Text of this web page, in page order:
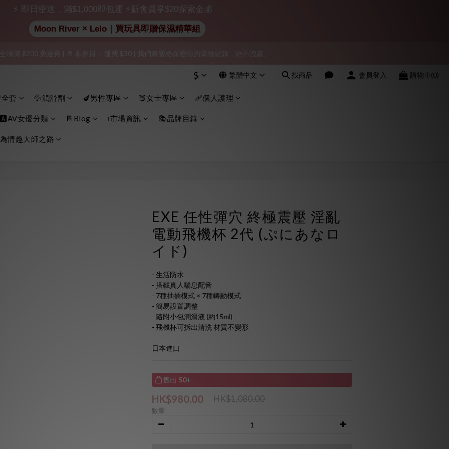
貨」（無店鋪資訊、一般紙箱）、隱私保護、加密付款、立即註冊成為會員！
貨」（無店鋪資訊、一般紙箱）、隱私保護、加密付款、立即註冊成為會員！
加入會員即享$20購物金  訂單商品好評再享$15購物金
場滿 $200 免運費 | 🚪 非會員： 運費 $30 | 我們將嚴格保密你的購物紀錄，絕不洩露。
貨」（無店鋪資訊、一般紙箱）、隱私保護、加密付款、立即註冊成為會員！
$ 繁體中文 找商品 會員登入 購物車(0)
套 💦潤滑劑 🍆男性專區 🍑女士專區 🩹個人護理
🅰️AV女優分類 📔Blog ℹ️市場資訊 📚品牌目錄
情趣大師之路
EXE 任性彈穴 終極震壓 淫亂
電動飛機杯 2代 (ぷにあなロ
イド)
- 生活防水
- 搭載真人喘息配音
- 7種抽插模式 × 7種轉動模式
- 簡易設置調整
- 隨附小包潤滑液 (約15ml)
- 飛機杯可拆出清洗 材質不變形
日本進口
售出 50+
HK$980.00 HK$1,080.00
數量
⚡ 即日密送．滿$1,000即包運 ⚡新會員享$20探索金💰
Moon River × Lelo｜買玩具即贈保濕精華組